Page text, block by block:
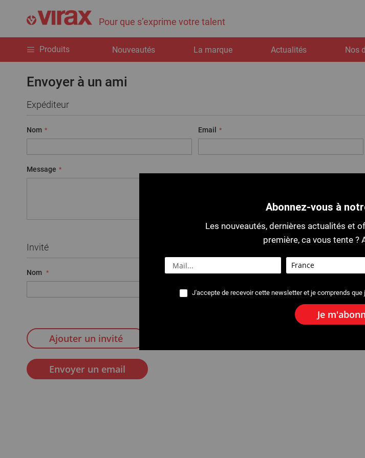
Pour que s’exprime votre talent
Produits Nouveautés La marque Actualités Nos
Envoyer à un ami
Expéditeur
Nom Email
Message
Invité
Nom Email
Ajouter un invité
Envoyer un email
Abonnez-vous à
Les nouveautés, dernières actualités et
première, ca vous tente ?
J'accepte de recevoir cette newsletter et je comprends
Je